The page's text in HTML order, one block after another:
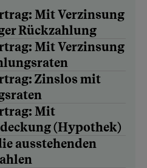
Mit Verzinsung
Rückzahlung
Mit Verzinsung
Zinslos mit
Mit
(Hypothek)
ausstehenden